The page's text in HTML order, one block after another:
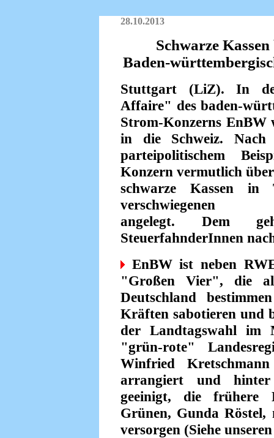
28.10.2013
Schwarze
Baden-
Stuttgart (LiZ). In
Affaire" des baden-
Strom-Konzerns EnBW
in die Schweiz. Nach
partei­politischem
Konzern vermutlich
schwarze Kassen in
verschwiegenen
angelegt. Dem
SteuerfahnderInnen
EnBW ist neben
"Großen Vier", die
Deutschland
Kräften sabotieren und
der Landtagswahl im
"grün-rote"
Winfried
arrangiert und hinter
geeinigt, die frühere
Grünen, Gunda Röstel,
versorgen (Siehe